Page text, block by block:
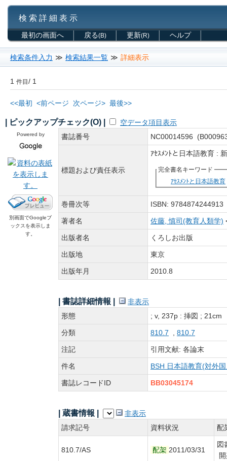
検 索 詳 細 表 示
最初の画面へ 戻る(B) 更新(R) ヘルプ
検索条件入力 ≫ 検索結果一覧 ≫ 詳細表示
1 件目/ 1
<<最初 <前ページ 次ページ> 最後>>
| ピックアップチェック(O) | 空データ項目表示
Powered by
別画面でGoogleブ
ックスを表示しま
す。
書誌番号 NC00014596
標題および責任表示
ｱｾｽﾒﾝﾄと日本語教育
完全書名キーワード
ｱｾｽﾒﾝﾄと日本語教育
巻冊次等 ISBN:
著者名 佐藤, 慎司(教育人類学)
出版者名 くろしお出版
出版地 東京
出版年月 2010.8
| 書誌詳細情報 |
非表示
形態
; v, 237p : 挿図 ; 21cm
分類 810.7 810.7
注記 引用文献: 各論末
件名 BSH 日本語教育(対外
書誌レコードID BB03045174
| 蔵書情報 |
非表示
請求記号
資料状況 配
810.7/AS 配架 2011/03/31
図